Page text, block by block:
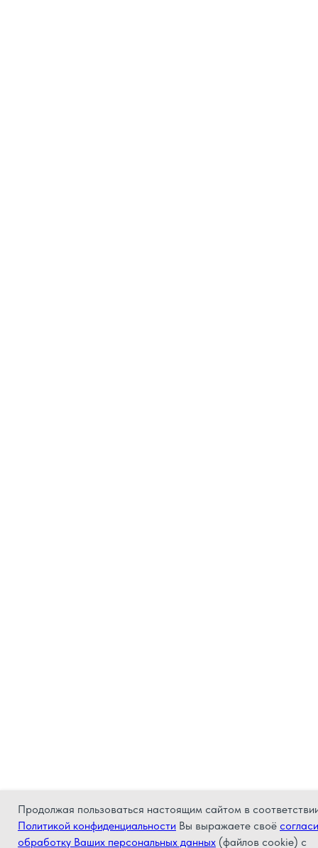
Продолжая пользоваться настоящим сайтом в
Политикой конфиденциальности Вы выражаете своё
обработку Ваших персональных данных (файлов cookie) с